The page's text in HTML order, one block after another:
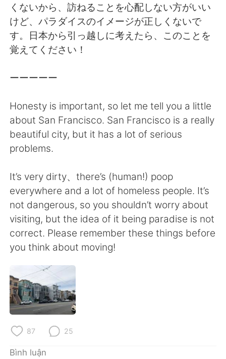
繁體中文 Español
العربية Français
ไทย Indonesia
Italiano Türkçe
くないから、訪ねることを心配しない方がいい
けど、パラダイスのイメージが正しくないで
す。日本から引っ越しに考えたら、このことを
覚えてください！
ーーーーー
Honesty is important, so let me tell you a little
about San Francisco. San Francisco is a really
beautiful city, but it has a lot of serious
problems.
It’s very dirty、there’s (human!) poop
everywhere and a lot of homeless people. It’s
not dangerous, so you shouldn’t worry about
visiting, but the idea of it being paradise is not
correct. Please remember these things before
you think about moving!
87 25
Bình luận